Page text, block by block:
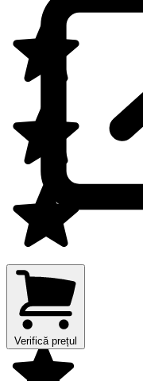
Verifică prețul